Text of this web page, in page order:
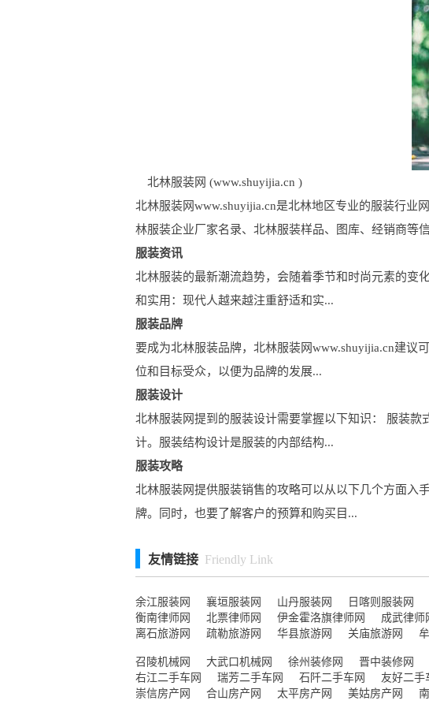
北林服装网 (www.shuyijia.cn )
北林服装网www.shuyijia.cn是北林地区专业的服装行业
林服装企业厂家名录、北林服装样品、图库、经销商等
服装资讯
北林服装的最新潮流趋势，会随着季节和时尚元素的变
和实用：现代人越来越注重舒适和实...
服装品牌
要成为北林服装品牌，北林服装网www.shuyijia.cn建议
位和目标受众，以便为品牌的发展...
服装设计
北林服装网提到的服装设计需要掌握以下知识： 服装
计。服装结构设计是服装的内部结构...
服装攻略
北林服装网提供服装销售的攻略可以从以下几个方面入
牌。同时，也要了解客户的预算和购买目...
友情链接 Friendly Link
余江服装网 襄垣服装网 山丹服装网 日喀则服装网
衡南律师网
北票律师网 伊金霍洛旗律师网 成武律师
离石旅游网
疏勒旅游网 华县旅游网 关庙旅游网
召陵机械网
大武口机械网 徐州装修网 晋中装修网
右江二手车网
瑞芳二手车网 石阡二手车网 友好二手
崇信房产网
合山房产网 太平房产网 美姑房产网